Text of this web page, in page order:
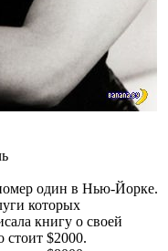
один в Нью-Йорке.
которых
книгу о своей
стоит $2000.